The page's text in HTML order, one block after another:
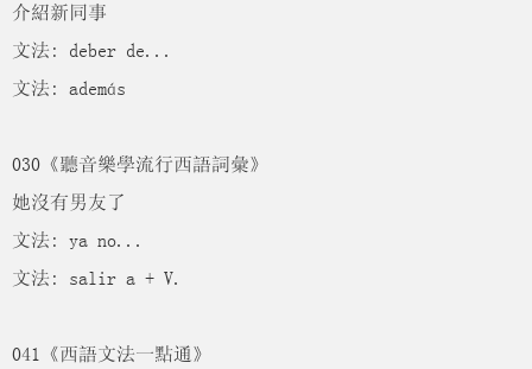
介紹新同事
文法: deber de...
文法: además
030《聽音樂學流行西語詞彙》
她沒有男友了
文法: ya no...
文法: salir a + V.
041《西語文法一點通》